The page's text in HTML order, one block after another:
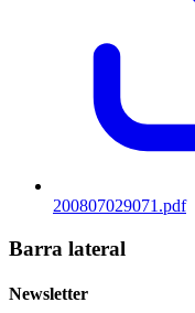
200807029071.pdf
Barra lateral
Newsletter